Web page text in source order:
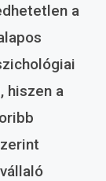
a
hiszen a